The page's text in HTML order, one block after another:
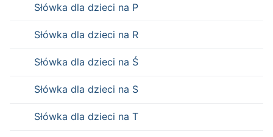
Słówka dla dzieci na P
Słówka dla dzieci na R
Słówka dla dzieci na Ś
Słówka dla dzieci na S
Słówka dla dzieci na T